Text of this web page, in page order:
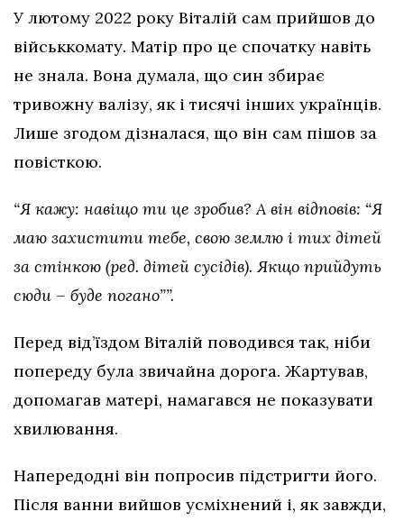
У лютому 2022 року Віталій сам прийшов до
військкомату. Матір про це спочатку навіть
не знала. Вона думала, що син збирає
тривожну валізу, як і тисячі інших українців.
Лише згодом дізналася, що він сам пішов за
повісткою.
“Я кажу: навіщо ти це зробив? А він відповів: “Я
маю захистити тебе, свою землю і тих дітей
за стінкою (ред. дітей сусідів). Якщо прийдуть
сюди – буде погано””.
Перед від’їздом Віталій поводився так, ніби
попереду була звичайна дорога. Жартував,
допомагав матері, намагався не показувати
хвилювання.
Напередодні він попросив підстригти його.
Після ванни вийшов усміхнений і, як завжди,